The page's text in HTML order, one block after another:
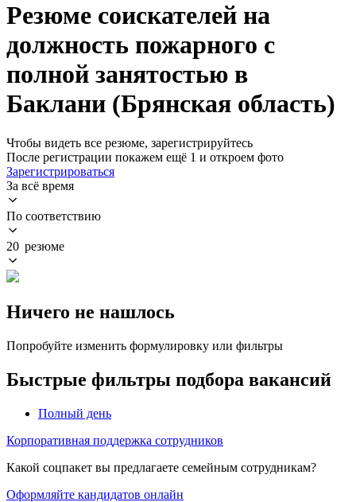
Резюме соискателей на
должность пожарного с
полной занятостью в
Баклани (Брянская область)
Чтобы видеть все резюме, зарегистрируйтесь
После регистрации покажем ещё 1 и откроем фото
Зарегистрироваться
За всё время
По соответствию
20 резюме
Ничего не нашлось
Попробуйте изменить формулировку или фильтры
Быстрые фильтры подбора вакансий
Полный день
Корпоративная поддержка сотрудников
Какой соцпакет вы предлагаете семейным сотрудникам?
Оформляйте кандидатов онлайн